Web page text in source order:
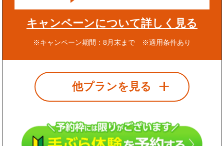
キャンペーンについて詳しく見る
※キャンペーン期間：8月末まで ※適用条件あり
他プランを見る